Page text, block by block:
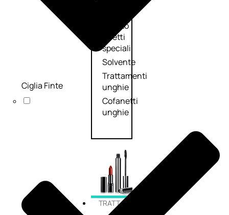
Smalto
effetti
speciali
Solvente
Trattamenti
unghie
Cofanetti
unghie
TRATTAMENTI
Ciglia Finte